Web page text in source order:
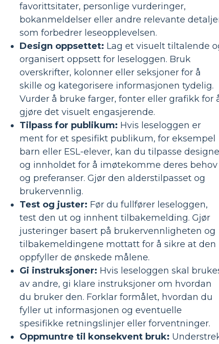
favorittsitater, personlige vurderinger,
bokanmeldelser eller andre relevante
som forbedrer leseopplevelsen.
Design oppsettet: Lag et visuelt tiltalende
organisert oppsett for leseloggen. Bruk
overskrifter, kolonner eller seksjoner for å
skille og kategorisere informasjonen tydelig.
Vurder å bruke farger, fonter eller grafikk for
gjøre det visuelt engasjerende.
Tilpass for publikum: Hvis leseloggen er
ment for et spesifikt publikum, for eksempel
barn eller ESL-elever, kan du tilpasse
og innholdet for å imøtekomme deres behov
og preferanser. Gjør den alderstilpasset og
brukervennlig.
Test og juster: Før du fullfører leseloggen,
test den ut og innhent tilbakemelding. Gjør
justeringer basert på brukervennligheten og
tilbakemeldingene mottatt for å sikre at den
oppfyller de ønskede målene.
Gi instruksjoner: Hvis leseloggen skal
av andre, gi klare instruksjoner om hvordan
du bruker den. Forklar formålet, hvordan du
fyller ut informasjonen og eventuelle
spesifikke retningslinjer eller forventninger.
Oppmuntre til konsekvent bruk: